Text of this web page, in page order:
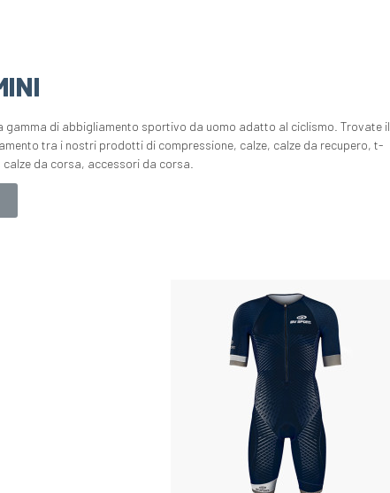
gamma di abbigliamento sportivo da uomo adatto al ciclismo. Trovate il
tra i nostri prodotti di compressione, calze, calze da recupero, t-
da corsa, accessori da corsa.